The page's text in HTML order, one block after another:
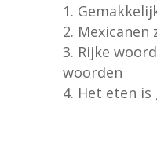
Rijke
woorden
Het eten is